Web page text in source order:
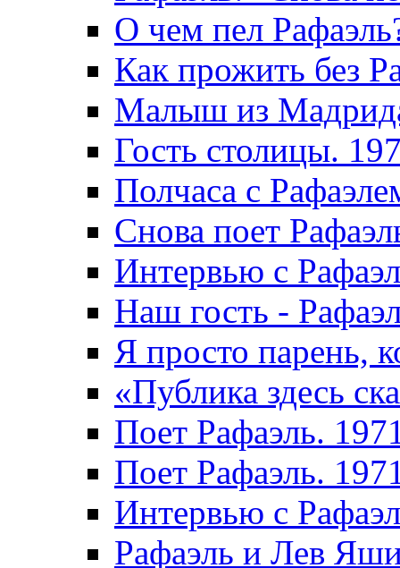
О чем пел
Как прожить без
Малыш из
Гость столицы.
Полчаса с
Снова поет
Интервью с
Наш гость -
Я просто парень,
«Публика здесь
Поет Рафаэль.
Поет Рафаэль.
Интервью с
Рафаэль и Лев